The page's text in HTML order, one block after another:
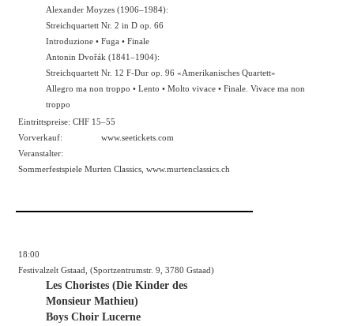
Alexander Moyzes (1906–1984):
Streichquartett Nr. 2 in D op. 66
Introduzione • Fuga • Finale
Antonin Dvořák (1841–1904):
Streichquartett Nr. 12 F-Dur op. 96 «Amerikanisches Quartett»
Allegro ma non troppo • Lento • Molto vivace • Finale. Vivace ma non
troppo
Eintrittspreise: CHF 15–55
Vorverkauf:
www.seetickets.com
Veranstalter:
Sommerfestspiele Murten Classics, www.murtenclassics.ch
18:00
Festivalzelt Gstaad, (Sportzentrumstr. 9, 3780 Gstaad)
Les Choristes (Die Kinder des
Monsieur Mathieu)
Boys Choir Lucerne